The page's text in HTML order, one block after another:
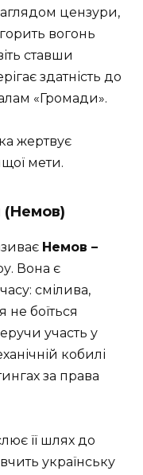
цензури,
вогонь
ставши
здатність до
«Громади».
жертвує
мети.
(Немов)
Немов –
Вона є
смілива,
не боїться
участь у
кобилі
за права
її шлях до
українську